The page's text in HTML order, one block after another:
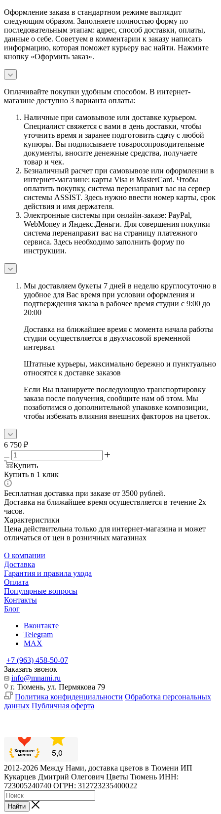
Оформление заказа в стандартном режиме выглядит
следующим образом. Заполняете полностью форму по
последовательным этапам: адрес, способ доставки, оплаты,
данные о себе. Советуем в комментарии к заказу написать
информацию, которая поможет курьеру вас найти. Нажмите
кнопку «Оформить заказ».
Оплачивайте покупки удобным способом. В интернет-
магазине доступно 3 варианта оплаты:
Наличные при самовывозе или доставке курьером.
Специалист свяжется с вами в день доставки, чтобы
уточнить время и заранее подготовить сдачу с любой
купюры. Вы подписываете товаросопроводительные
документы, вносите денежные средства, получаете
товар и чек.
Безналичный расчет при самовывозе или оформлении в
интернет-магазине: карты Visa и MasterCard. Чтобы
оплатить покупку, система перенаправит вас на сервер
системы ASSIST. Здесь нужно ввести номер карты, срок
действия и имя держателя.
Электронные системы при онлайн-заказе: PayPal,
WebMoney и Яндекс.Деньги. Для совершения покупки
система перенаправит вас на страницу платежного
сервиса. Здесь необходимо заполнить форму по
инструкции.
Мы доставляем букеты 7 дней в неделю круглосуточно в
удобное для Вас время при условии оформления и
подтверждения заказа в рабочее время студии с 9:00 до
20:00
Доставка на ближайшее время с момента начала работы
студии осуществляется в двухчасовой временной
интервал
Штатные курьеры, максимально бережно и пунктуально
относятся к доставке заказов
Если Вы планируете последующую транспортировку
заказа после получения, сообщите нам об этом. Мы
позаботимся о дополнительной упаковке композиции,
чтобы избежать влияния внешних факторов на цветок.
6 750 ₽
Купить
Купить в 1 клик
Бесплатная доставка при заказе от 3500 рублей.
Доставка на ближайшее время осуществляется в течение 2х
часов.
Характеристики
Цена действительна только для интернет-магазина и может
отличаться от цен в розничных магазинах
О компании
Доставка
Гарантия и правила ухода
Оплата
Популярные вопросы
Контакты
Блог
Вконтакте
Telegram
MAX
+7 (963) 458-50-07
Заказать звонок
info@mnami.ru
г. Тюмень, ул. Пермякова 79
Политика конфиденциальности Обработка персональных
данных Публичная оферта
2012-2026 Между Нами, доставка цветов в Тюмени ИП
Кукарцев Дмитрий Олегович Цветы Тюмень ИНН:
723005240740 ОГРН: 312723235400022
Найти